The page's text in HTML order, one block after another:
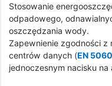
Stosowanie
odpadowego,
oszczędzania wody.
Zapewnienie zgodności z
centrów danych (EN
jednoczesnym nacisku